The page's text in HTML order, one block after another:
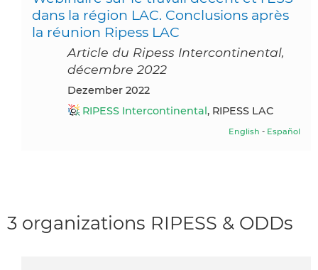
dans la région LAC. Conclusions après
la réunion Ripess LAC
Article du Ripess Intercontinental,
décembre 2022
Dezember 2022
RIPESS Intercontinental, RIPESS LAC
English - Español
3 organizations RIPESS & ODDs